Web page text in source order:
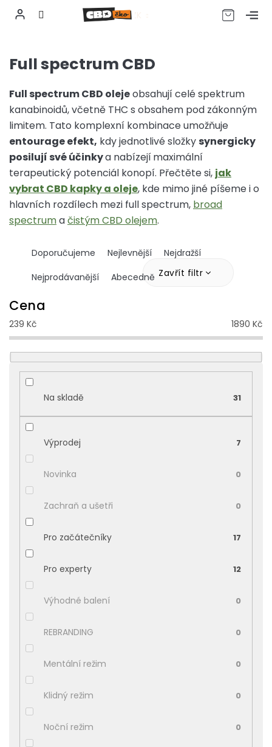
obsah
CZK
Full spectrum CBD
Full spectrum CBD olejeobsahují celé spektrum
kanabinoidů, včetně THC s obsahem pod zákonným
limitem. Tato komplexní kombinace umožňuje
entourage efekt, kdy jednotlivé složky synergicky
posilují své účinkya nabízejímaximální
terapeutický potenciál konopí. Přečtěte si, jak
vybrat CBD kapky a oleje, kde mimo jiné píšeme i o
hlavních rozdílech mezi full spectrum, broad
spectrumačistým CBD olejem.
Ř
a
n
í
p
r
o
d
u
ů
Doporučujeme Nejlevnější
Nejdražší
Nejprodávanější
Abecedně Zavřít filtr
Cena
239 Kč 1890 Kč
Na skladě 31
Výprodej 7
Novinka 0
Zachraň a ušetři 0
Pro začátečníky 17
Pro experty 12
Výhodné balení 0
REBRANDING 0
Mentální režim 0
Klidný režim 0
Noční režim 0